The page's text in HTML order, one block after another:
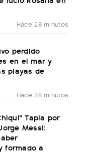
Hace 28 minutos
perdido
en el mar y
playas de
Hace 38 minutos
Tapia por
Messi:
formado a